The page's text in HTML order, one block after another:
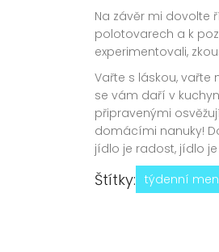
Na závěr mi dovolte
polotovarech a k
experimentovali,
Vařte s láskou, vařte
se vám daří v
připravenými
domácími nanuky!
jídlo je radost, jídlo je
Štítky: týdenní